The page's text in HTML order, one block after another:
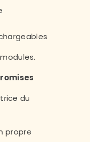
du
propre